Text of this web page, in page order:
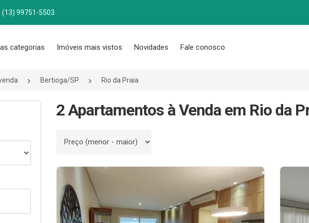
(13) 99751-5503
categorias Imóveis mais vistos Novidades Fale conosco
Bertioga/SP Rio da Praia
2 Apartamentos à Venda em Rio da
Ordenar por